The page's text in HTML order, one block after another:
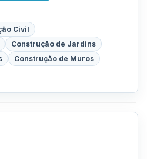
Civil
Construção de Jardins
Construção de Muros